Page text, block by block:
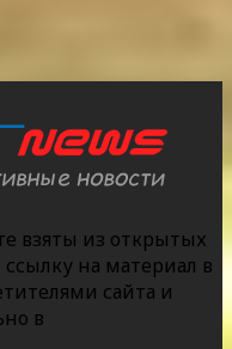
взяты из открытых
на материал в
сайта и
в